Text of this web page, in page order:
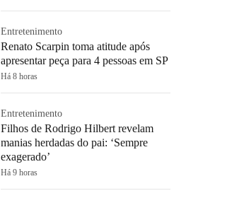
Entretenimento
Renato Scarpin toma atitude após
apresentar peça para 4 pessoas em SP
Há 8 horas
Entretenimento
Filhos de Rodrigo Hilbert revelam
manias herdadas do pai: ‘Sempre
exagerado’
Há 9 horas